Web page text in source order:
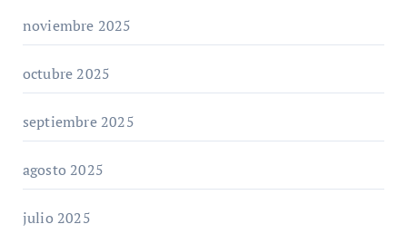
noviembre 2025
octubre 2025
septiembre 2025
agosto 2025
julio 2025